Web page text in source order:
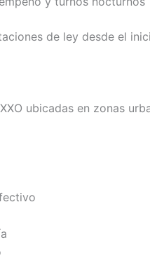
de ley desde el
ubicadas en zonas